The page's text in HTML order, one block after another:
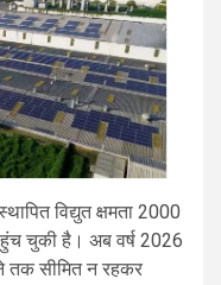
विद्युत क्षमता 2000
चुकी है। अब वर्ष 2026
तक सीमित न रहकर